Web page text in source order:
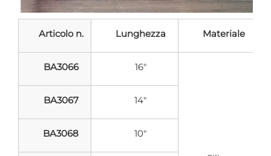
Articolo n. Lunghezza Materiale
BA3066 16"
BA3067 14"
BA3068 10"